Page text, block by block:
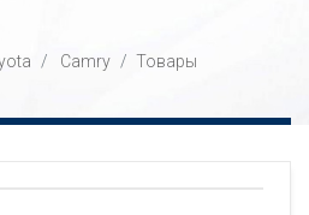
Camry Товары